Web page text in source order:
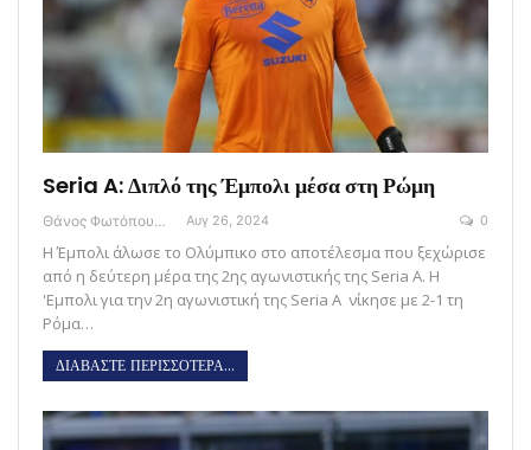
Seria A: Διπλό της Έμπολι μέσα στη Ρώμη
Θάνος Φωτόπουλος Αυγ 26, 2024 0
Η Έμπολι άλωσε το Ολύμπικο στο αποτέλεσμα που ξεχώρισε
από η δεύτερη μέρα της 2ης αγωνιστικής της Seria A. H
'Εμπολι για την 2η αγωνιστική της Seria A νίκησε με 2-1 τη
Ρόμα…
ΔΙΑΒΑΣΤΕ ΠΕΡΙΣΣΟΤΕΡΑ...